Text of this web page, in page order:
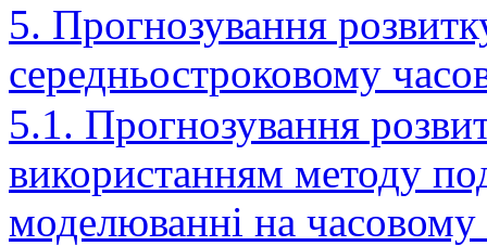
5. Прогнозування
середньостроковому
5.1. Прогнозування
використанням методу
моделюванні на